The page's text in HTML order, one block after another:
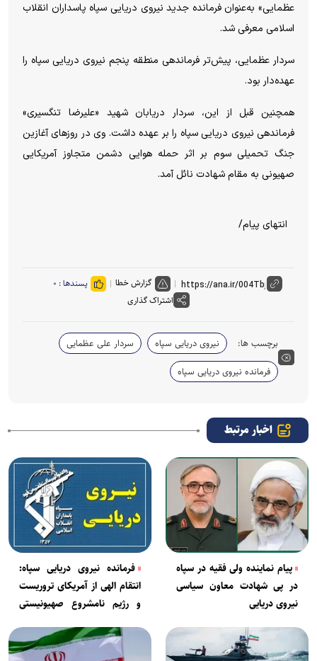
عظمایی» به‌عنوان فرمانده جدید نیروی دریایی سپاه پاسداران انقلاب
اسلامی معرفی شد.
سردار عظمایی، پیش‌تر فرماندهی منطقه پنجم نیروی دریایی سپاه را
عهده‌دار بود.
همچنین قبل از این، سردار دریابان شهید «علیرضا تنگسیری»
فرماندهی نیروی دریایی سپاه را بر عهده داشت. وی در روز‌های آغازین
جنگ تحمیلی سوم بر اثر حمله هوایی دشمن متجاوز آمریکایی
صهیونی به مقام شهادت نائل آمد.
انتهای پیام/
گزارش خطا پسندها : ۰
اشتراک گذاری
برچسب ها: نیروی دریایی سپاه
سردار علی عظمایی
فرمانده نیروی دریایی سپاه
اخبار مرتبط
پیام نماینده ولی فقیه در سپاه
در پی شهادت معاون سیاسی
نیروی دریایی
فرمانده نیروی دریایی سپاه:
انتقام الهی از آمریکای تروریست
و رژیم نامشروع صهیونیستی